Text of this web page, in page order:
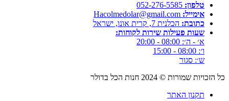
טלפון: 052-276-5585⁩
אימייל: Hacolmedolar@gmail.com
כתובת: הכלנית 7, קרית אונו, ישראל
שעות פעילות שירות לקוחות:
א׳ - ה׳: 08:00 - 20:00
ו׳: 08:00 - 15:00
ש׳: סגור
כל הזכויות שמורות © 2024 חנות הכל בדולר
תקנון האתר